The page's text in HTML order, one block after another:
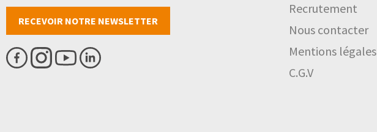
RECEVOIR NOTRE NEWSLETTER
Recrutement
Nous contacter
Mentions légales
C.G.V